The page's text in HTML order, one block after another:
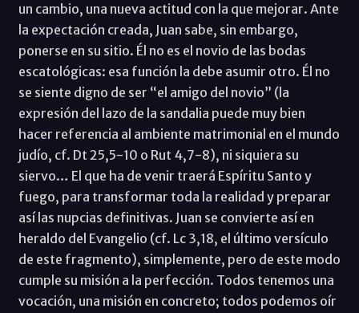
un cambio, una nueva actitud con la que mejorar. Ante
la expectación creada, Juan sabe, sin embargo,
ponerse en su sitio. Él no es el novio de las bodas
escatológicas: esa función la debe asumir otro. Él no
se siente digno de ser “el amigo del novio” (la
expresión del lazo de la sandalia puede muy bien
hacer referencia al ambiente matrimonial en el mundo
judío, cf. Dt 25,5-10 o Rut 4,7-8), ni siquiera su
siervo… El que ha de venir traerá Espíritu Santo y
fuego, para transformar toda la realidad y preparar
así las nupcias definitivas. Juan se convierte así en
heraldo del Evangelio (cf. Lc 3,18, el último versículo
de este fragmento), simplemente, pero de este modo
cumple su misión a la perfección. Todos tenemos una
vocación, una misión en concreto; todos podemos oír